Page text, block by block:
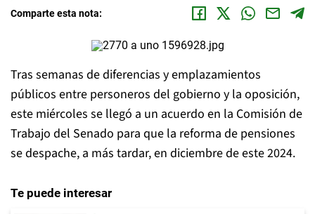
Comparte esta nota:
Tras semanas de diferencias y emplazamientos
públicos entre personeros del gobierno y la oposición,
este miércoles se llegó a un acuerdo en la Comisión de
Trabajo del Senado para que la reforma de pensiones
se despache, a más tardar, en diciembre de este 2024.
Te puede interesar